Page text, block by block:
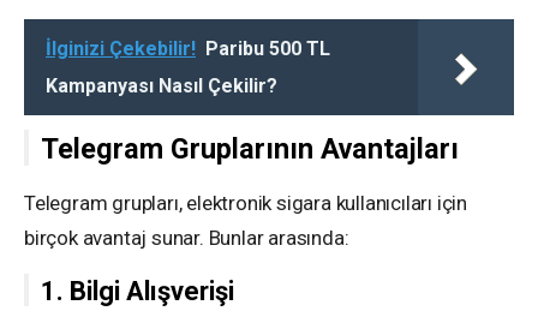
İlginizi Çekebilir! Paribu 500 TL
Kampanyası Nasıl Çekilir?
Telegram Gruplarının Avantajları
Telegram grupları, elektronik sigara kullanıcıları için
birçok avantaj sunar. Bunlar arasında:
1. Bilgi Alışverişi